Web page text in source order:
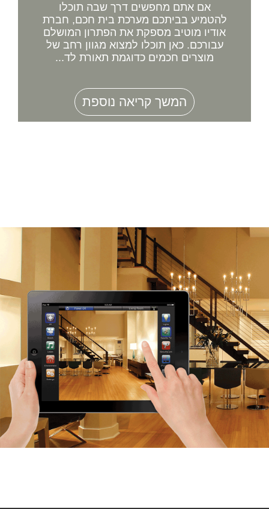
אם אתם מחפשים דרך שבה תוכלו
להטמיע בביתכם מערכת בית חכם, חברת
אודיו מוטיב מספקת את הפתרון המושלם
עבורכם. כאן תוכלו למצוא מגוון רחב של
מוצרים חכמים כדוגמת תאורת לד...
המשך קריאה נוספת